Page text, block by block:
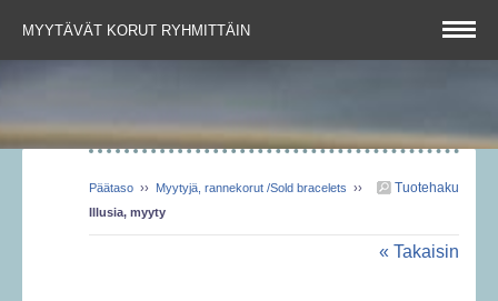
MYYTÄVÄT KORUT RYHMITTÄIN
Tuotehaku
Päätaso ›› Myytyjä, rannekorut /Sold bracelets ››
Illusia, myyty
« Takaisin